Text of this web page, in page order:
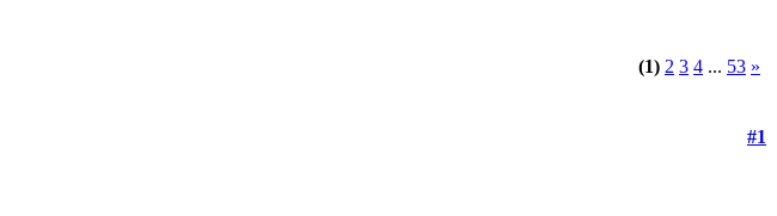
(1) 2 3 4 ... 53 »
#1